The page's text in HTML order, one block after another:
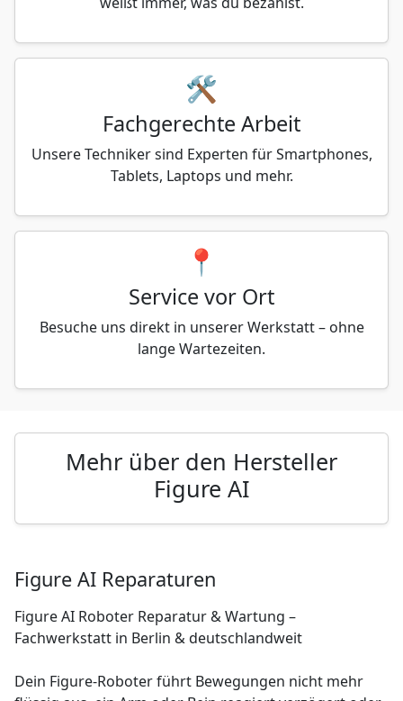
🛠️
Fachgerechte Arbeit
Unsere Techniker sind Experten für Smartphones,
Tablets, Laptops und mehr.
📍
Service vor Ort
Besuche uns direkt in unserer Werkstatt – ohne
lange Wartezeiten.
Mehr über den Hersteller
Figure AI
Figure AI Reparaturen
Figure AI Roboter Reparatur & Wartung –
Fachwerkstatt in Berlin & deutschlandweit
Dein Figure-Roboter führt Bewegungen nicht mehr